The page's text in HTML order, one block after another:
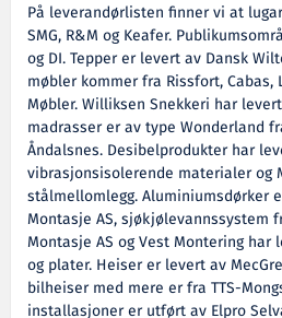
På leverandørlisten finner vi at
SMG, R&M og Keafer.
og DI. Tepper er levert av Dansk
møbler kommer fra Rissfort, Cabas,
Møbler. Williksen Snekkeri har
madrasser er av type Wonderland
Åndalsnes. Desibelprodukter har
vibrasjonsisolerende materialer og
stålmellomlegg. Aluminiumsdørker
Montasje AS, sjøkjølevannssystem
Montasje AS og Vest Montering
og plater. Heiser er levert av
bilheiser med mere er fra TTS-
installasjoner er utført av Elpro